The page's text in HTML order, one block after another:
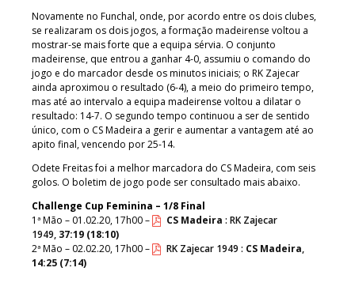
Novamente no Funchal, onde, por acordo entre os dois clubes,
se realizaram os dois jogos, a formação madeirense voltou a
mostrar-se mais forte que a equipa sérvia. O conjunto
madeirense, que entrou a ganhar 4-0, assumiu o comando do
jogo e do marcador desde os minutos iniciais; o RK Zajecar
ainda aproximou o resultado (6-4), a meio do primeiro tempo,
mas até ao intervalo a equipa madeirense voltou a dilatar o
resultado: 14-7. O segundo tempo continuou a ser de sentido
único, com o CS Madeira a gerir e aumentar a vantagem até ao
apito final, vencendo por 25-14.
Odete Freitas foi a melhor marcadora do CS Madeira, com seis
golos. O boletim de jogo pode ser consultado mais abaixo.
Challenge Cup Feminina – 1/8 Final
1ª Mão – 01.02.20, 17h00 –
CS Madeira : RK Zajecar
1949, 37:19 (18:10)
2ª Mão – 02.02.20, 17h00 –
RK Zajecar 1949 : CS Madeira,
14:25 (7:14)